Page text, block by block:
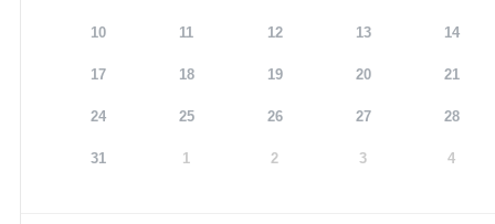
10 11 12 13 14
17 18 19 20 21
24 25 26 27 28
31 1 2 3 4